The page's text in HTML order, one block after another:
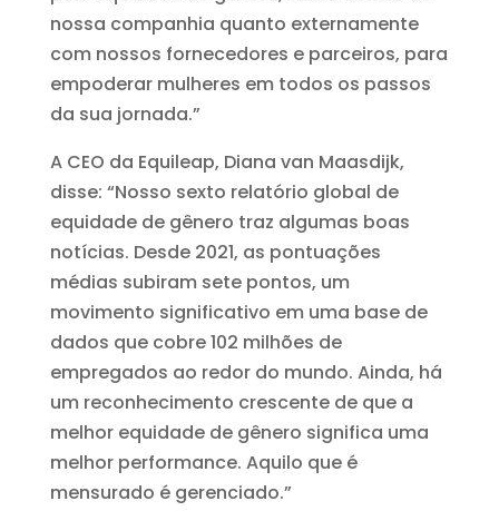
nossa companhia quanto externamente
com nossos fornecedores e parceiros, para
empoderar mulheres em todos os passos
da sua jornada.”
A CEO da Equileap, Diana van Maasdijk,
disse: “Nosso sexto relatório global de
equidade de gênero traz algumas boas
notícias. Desde 2021, as pontuações
médias subiram sete pontos, um
movimento significativo em uma base de
dados que cobre 102 milhões de
empregados ao redor do mundo. Ainda, há
um reconhecimento crescente de que a
melhor equidade de gênero significa uma
melhor performance. Aquilo que é
mensurado é gerenciado.”